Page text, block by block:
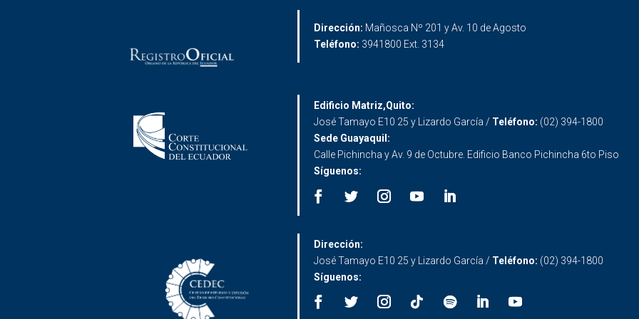
Dirección: Mañosca Nº 201 y Av. 10 de Agosto
Teléfono: 3941800 Ext. 3134
Edificio Matriz,Quito:
José Tamayo E10 25 y Lizardo García / Teléfono: (02) 394-1800
Sede Guayaquil:
Calle Pichincha y Av. 9 de Octubre. Edificio Banco Pichincha 6to Piso
Síguenos:
Dirección:
José Tamayo E10 25 y Lizardo García / Teléfono: (02) 394-1800
Síguenos: